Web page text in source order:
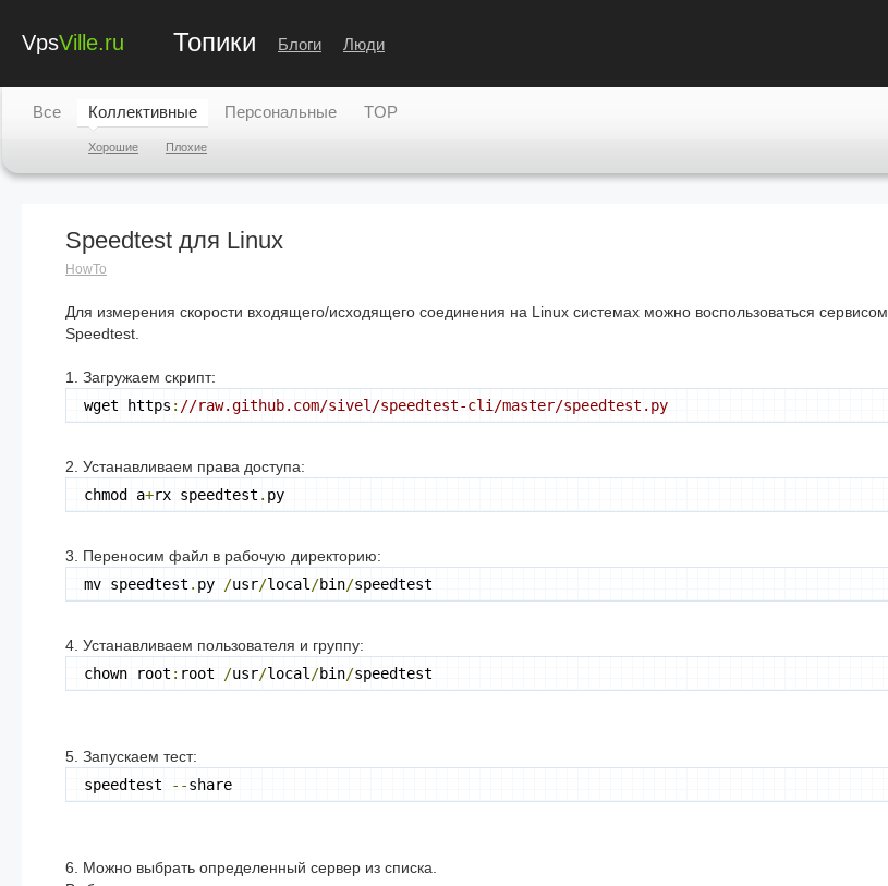
VpsVille.ru Топики Блоги Люди
Все Коллективные
Хорошие Плохие
Персональные TOP
Speedtest для Linux
HowTo
Для измерения скорости входящего/исходящего соединения на Linux системах можно воспользоваться сервисом
Speedtest.
1. Загружаем скрипт:
wget https : //raw.github.com/sivel/speedtest-cli/master/speedtest.py
2. Устанавливаем права доступа:
chmod a+rx speedtest . py
3. Переносим файл в рабочую директорию:
mv speedtest . py /usr/local /bin/speedtest
4. Устанавливаем пользователя и группу:
chown root : root /usr/local /bin/speedtest
5. Запускаем тест:
speedtest
--share
6. Можно выбрать определенный сервер из списка.